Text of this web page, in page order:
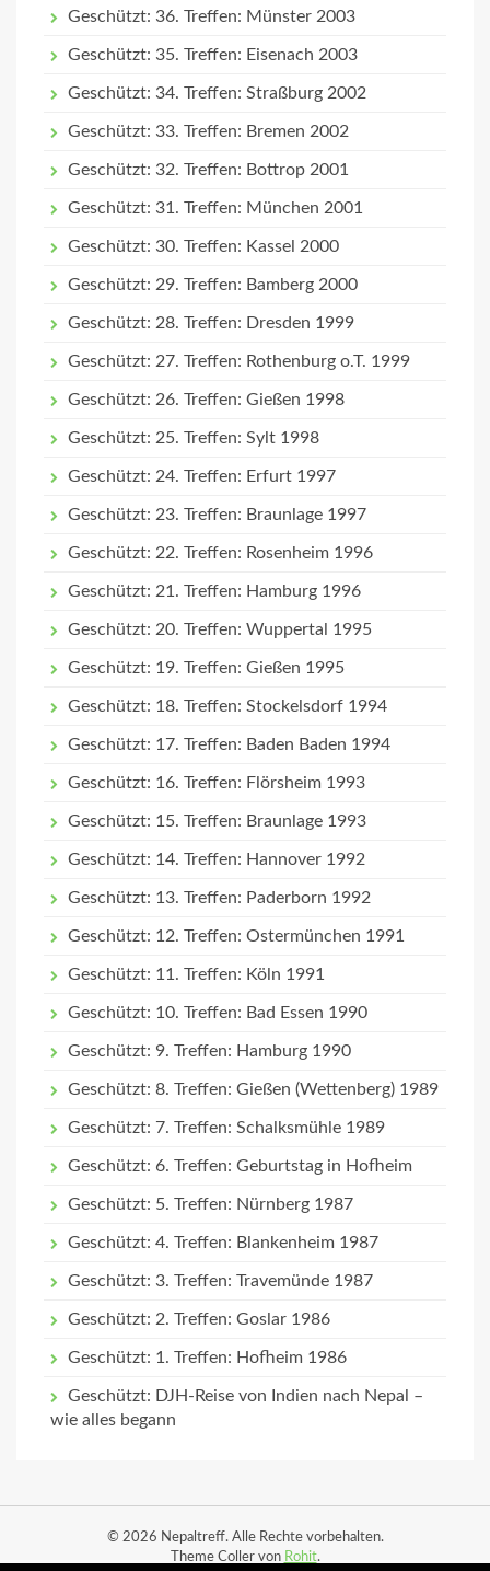
Geschützt: 36. Treffen: Münster 2003
Geschützt: 35. Treffen: Eisenach 2003
Geschützt: 34. Treffen: Straßburg 2002
Geschützt: 33. Treffen: Bremen 2002
Geschützt: 32. Treffen: Bottrop 2001
Geschützt: 31. Treffen: München 2001
Geschützt: 30. Treffen: Kassel 2000
Geschützt: 29. Treffen: Bamberg 2000
Geschützt: 28. Treffen: Dresden 1999
Geschützt: 27. Treffen: Rothenburg o.T. 1999
Geschützt: 26. Treffen: Gießen 1998
Geschützt: 25. Treffen: Sylt 1998
Geschützt: 24. Treffen: Erfurt 1997
Geschützt: 23. Treffen: Braunlage 1997
Geschützt: 22. Treffen: Rosenheim 1996
Geschützt: 21. Treffen: Hamburg 1996
Geschützt: 20. Treffen: Wuppertal 1995
Geschützt: 19. Treffen: Gießen 1995
Geschützt: 18. Treffen: Stockelsdorf 1994
Geschützt: 17. Treffen: Baden Baden 1994
Geschützt: 16. Treffen: Flörsheim 1993
Geschützt: 15. Treffen: Braunlage 1993
Geschützt: 14. Treffen: Hannover 1992
Geschützt: 13. Treffen: Paderborn 1992
Geschützt: 12. Treffen: Ostermünchen 1991
Geschützt: 11. Treffen: Köln 1991
Geschützt: 10. Treffen: Bad Essen 1990
Geschützt: 9. Treffen: Hamburg 1990
Geschützt: 8. Treffen: Gießen (Wettenberg) 1989
Geschützt: 7. Treffen: Schalksmühle 1989
Geschützt: 6. Treffen: Geburtstag in Hofheim
Geschützt: 5. Treffen: Nürnberg 1987
Geschützt: 4. Treffen: Blankenheim 1987
Geschützt: 3. Treffen: Travemünde 1987
Geschützt: 2. Treffen: Goslar 1986
Geschützt: 1. Treffen: Hofheim 1986
Geschützt: DJH-Reise von Indien nach Nepal –
wie alles begann
© 2026 Nepaltreff. Alle Rechte vorbehalten.
Theme Coller von Rohit.